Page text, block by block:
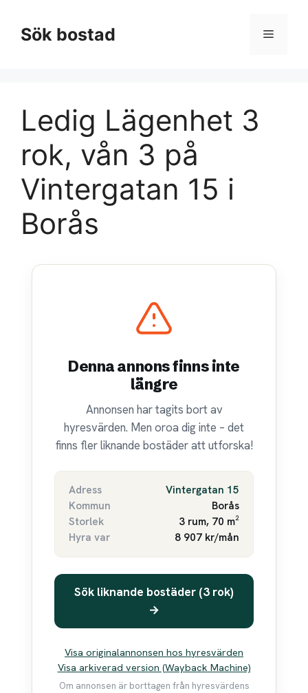
innehållSök bostad Meny
Ledig Lägenhet 3
rok, vån 3 på
Vintergatan 15 i
Borås
Denna annons finns inte
längre
Annonsen har tagits bort av
hyresvärden. Men oroa dig inte – det
finns fler liknande bostäder att utforska!
Adress
Vintergatan 15
Kommun
Borås
Storlek
3 rum, 70 m²
Hyra var
8 907 kr/mån
Sök liknande bostäder (3 rok)
→
Visa originalannonsen hos hyresvärden
Visa arkiverad version (Wayback Machine)
Om annonsen är borttagen från hyresvärdens